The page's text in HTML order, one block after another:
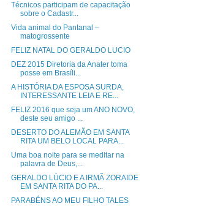
Técnicos participam de capacitação
sobre o Cadastr...
Vida animal do Pantanal –
matogrossente
FELIZ NATAL DO GERALDO LUCIO
DEZ 2015 Diretoria da Anater toma
posse em Brasíli...
A HISTÓRIA DA ESPOSA SURDA,
INTERESSANTE LEIA E RE...
FELIZ 2016 que seja um ANO NOVO,
deste seu amigo ...
DESERTO DO ALEMÃO EM SANTA
RITA UM BELO LOCAL PARA...
Uma boa noite para se meditar na
palavra de Deus,...
GERALDO LÚCIO E A IRMÃ ZORAIDE
EM SANTA RITA DO PA...
PARABÉNS AO MEU FILHO TALES